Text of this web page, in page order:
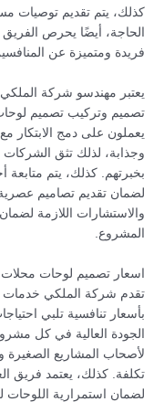
كذلك، يتم تقديم توصيات
الحاجة، أيضًا يحرص
فريدة ومتميزة عن
يعتبر مهندسو شركة
تصميم وتركيب تصميم
يعملون على دمج الابتكار
وجذابة، لذلك تثق الشركات
بخبرتهم. كذلك، يتم
لضمان تقديم تصاميم
والاستشارات اللازمة
المشروع.
اسعار تصميم لوحات محلات
تقدم شركة الملكي خدمات
بأسعار تنافسية تلبي
الجودة العالية في كل
لأصحاب المشاريع الصغيرة
تكلفة. كذلك، يعتمد فريق
لضمان استمرارية